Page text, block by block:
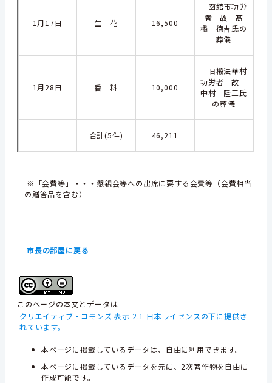
1月17日 生 花 16,500
函館市功労
者 故 髙
橋 徳吉氏の
葬儀
1月28日 香 料 10,000
旧椴法華村
功労者 故
中村 陸三氏
の葬儀
合計(5件) 46,211
※「会費等」・・・懇親会等への出席に要する会費等（会費相当
の贈答品を含む）
市長の部屋に戻る
このページの本文とデータは
クリエイティブ・コモンズ 表示 2.1 日本ライセンスの下に提供さ
れています。
本ページに掲載しているデータは、自由に利用できます。
本ページに掲載しているデータを元に、2次著作物を自由に
作成可能です。